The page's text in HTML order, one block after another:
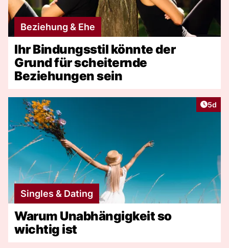
Beziehung & Ehe
Ihr Bindungsstil könnte der
Grund für scheiternde
Beziehungen sein
5d
Singles & Dating
Warum Unabhängigkeit so
wichtig ist